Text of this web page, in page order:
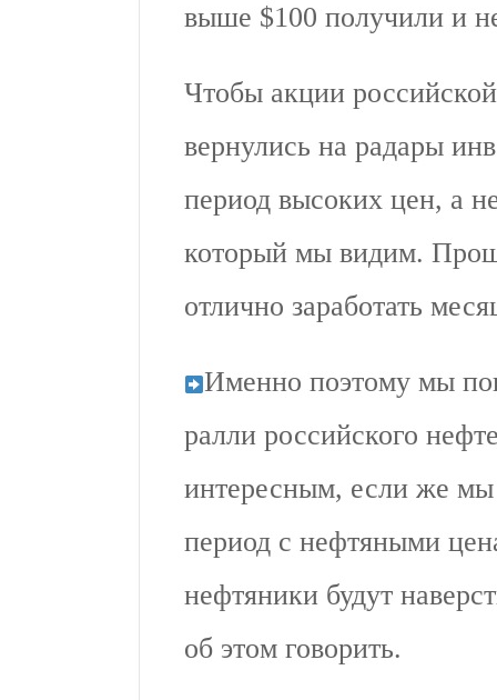
выше $100 получили и
Чтобы акции
вернулись на радары
период высоких цен, а
который мы видим.
отлично заработать
Именно поэтому мы
ралли российского
интересным, если же мы
период с нефтяными
нефтяники будут
об этом говорить.